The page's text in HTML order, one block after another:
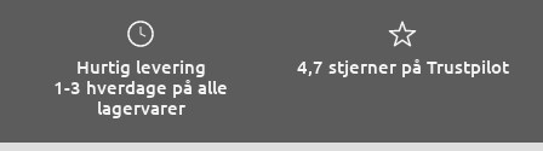
Hurtig levering
1-3 hverdage på alle
lagervarer
4,7 stjerner på Trustpilot